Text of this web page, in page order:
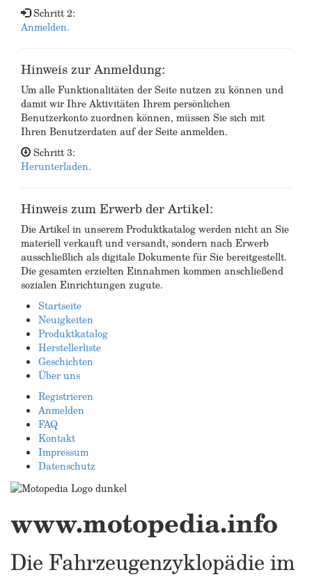
Schritt 2:
Anmelden.
Hinweis zur Anmeldung:
Um alle Funktionalitäten der Seite nutzen zu können und
damit wir Ihre Aktivitäten Ihrem persönlichen
Benutzerkonto zuordnen können, müssen Sie sich mit
Ihren Benutzerdaten auf der Seite anmelden.
Schritt 3:
Herunterladen.
Hinweis zum Erwerb der Artikel:
Die Artikel in unserem Produktkatalog werden nicht an Sie
materiell verkauft und versandt, sondern nach Erwerb
ausschließlich als digitale Dokumente für Sie bereitgestellt.
Die gesamten erzielten Einnahmen kommen anschließend
sozialen Einrichtungen zugute.
Startseite
Neuigkeiten
Produktkatalog
Herstellerliste
Geschichten
Über uns
Registrieren
Anmelden
FAQ
Kontakt
Impressum
Datenschutz
www.motopedia.info
Die Fahrzeugenzyklopädie im